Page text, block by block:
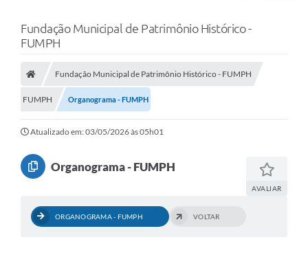
Fundação Municipal de Patrimônio Histórico -
FUMPH
Fundação Municipal de Patrimônio Histórico - FUMPH
FUMPH Organograma - FUMPH
Atualizado em: 03/05/2026 às 05h01
Organograma - FUMPH
AVALIAR
ORGANOGRAMA - FUMPH VOLTAR